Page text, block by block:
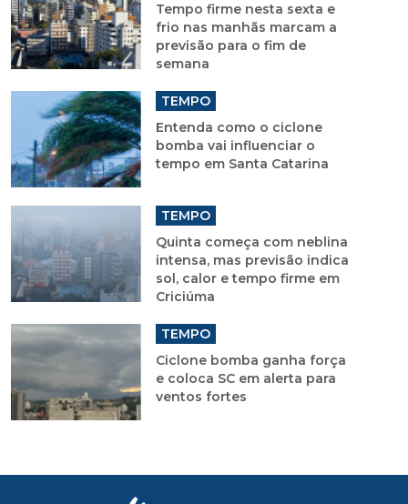
Tempo firme nesta sexta e
frio nas manhãs marcam a
previsão para o fim de
semana
TEMPO
Entenda como o ciclone
bomba vai influenciar o
tempo em Santa Catarina
TEMPO
Quinta começa com neblina
intensa, mas previsão indica
sol, calor e tempo firme em
Criciúma
TEMPO
Ciclone bomba ganha força
e coloca SC em alerta para
ventos fortes